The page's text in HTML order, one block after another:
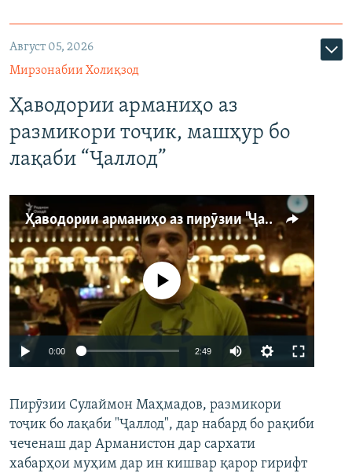
Август 05, 2026
Мирзонабии Холиқзод
Ҳаводории арманиҳо аз
размикори тоҷик, машҳур бо
лақаби “Ҷаллод”
Ҳаводории арманиҳо аз пирӯзии "Ҷаллод"-и тоҷик
Auto 240p 360p 480p
720p 1080p
Феълан кор намекунад
0:00 2:49
360p
480p
Пирӯзии Сулаймон Маҳмадов, размикори
тоҷик бо лақаби "Ҷаллод", дар набард бо рақиби
чеченаш дар Арманистон дар сархати
хабарҳои муҳим дар ин кишвар қарор гирифт